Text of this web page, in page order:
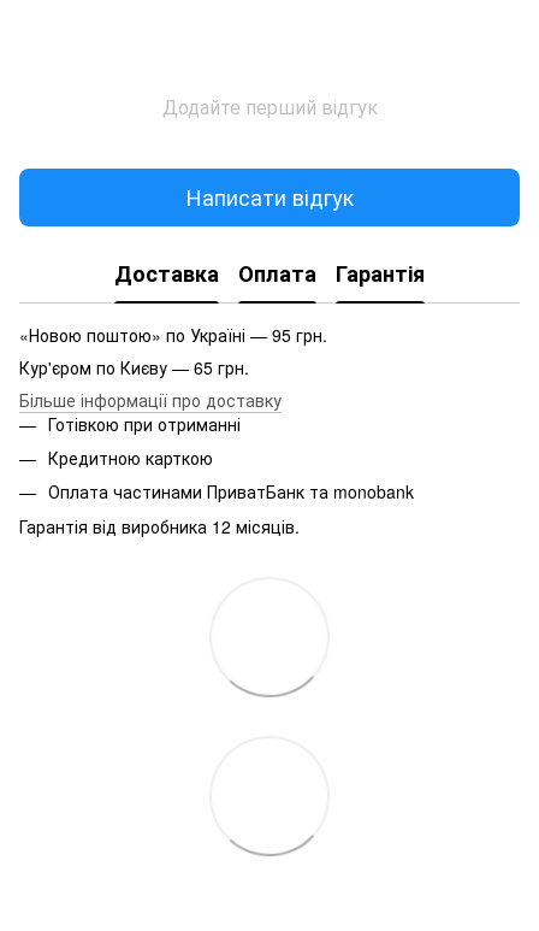
Додайте перший відгук
Написати відгук
Доставка Оплата Гарантія
«Новою поштою» по Україні — 95 грн.
Кур'єром по Києву — 65 грн.
Більше інформації про доставку
Готівкою при отриманні
Кредитною карткою
Оплата частинами ПриватБанк та monobank
Гарантія від виробника 12 місяців.